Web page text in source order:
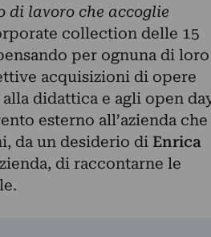
di lavoro che accoglie
collection delle 15
per ognuna di loro
acquisizioni di opere
didattica e agli open
esterno all’azienda che
da un desiderio di Enrica
di raccontarne le